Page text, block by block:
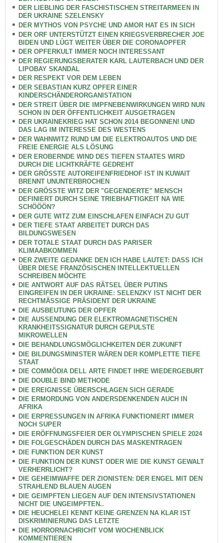
DER LIEBLING DER FASCHISTISCHEN STREITARMEEN IN
DER UKRAINE SZELENSKY
DER MYTHOS VON PSYCHE UND AMOR HAT ES IN SICH
DER ORF UNTERSTÜTZT EINEN KRIEGSVERBRECHER JOE
BIDEN UND LÜGT WEITER ÜBER DIE CORONAOPFER
DER OPFERKULT IMMER NOCH INTERESSANT
DER REGIERUNGSBERATER KARL LAUTERBACH UND DER
LIPOBAY SKANDAL
DER RESPEKT VOR DEM LEBEN
DER SEBASTIAN KURZ OPFER EINER
KINDERSCHÄNDERORGANISTATION
DER STREIT ÜBER DIE IMPFNEBENWIRKUNGEN WIRD NUN
SCHON IN DER ÖFFENTLICHKEIT AUSGETRAGEN
DER UKRAINEKRIEG HAT SCHON 2014 BEGONNEN! UND
DAS LAG IM INTERESSE DES WESTENS
DER WAHNWITZ RUND UM DIE ELEKTROAUTOS UND DIE
FREIE ENERGIE ALS LÖSUNG
DER EROBERNDE WIND DES TIEFEN STAATES WIRD
DURCH DIE LICHTKRÄFTE GEDREHT
DER GRÖSSTE AUTOREIFENFRIEDHOF IST IN KUWAIT
BRENNT UNUNTERBROCHEN
DER GRÖSSTE WITZ DER "GEGENDERTE" MENSCH
DEFINIERT DURCH SEINE TRIEBHAFTIGKEIT NA WIE
SCHÖÖÖN?
DER GUTE WITZ ZUM EINSCHLAFEN EINFACH ZU GUT
DER TIEFE STAAT ARBEITET DURCH DAS
BILDUNGSWESEN
DER TOTALE STAAT DURCH DAS PARISER
KLIMAABKOMMEN
DER ZWEITE GEDANKE DEN ICH HABE LAUTET: DASS ICH
ÜBER DIESE FRANZÖSISCHEN INTELLEKTUELLEN
SCHREIBEN MÖCHTE
DIE ANTWORT AUF DAS RÄTSEL ÜBER PUTINS
EINGREIFEN IN DER UKRAINE: SELENZKY IST NICHT DER
RECHTMÄSSIGE PRÄSIDENT DER UKRAINE
DIE AUSBEUTUNG DER OPFER
DIE AUSSENDUNG DER ELEKTROMAGNETISCHEN
KRANKHEITSSIGNATUR DURCH GEPULSTE
MIKROWELLEN
DIE BEHANDLUNGSMÖGLICHKEITEN DER ZUKUNFT
DIE BILDUNGSMINISTER WÄREN DER KOMPLETTE TIEFE
STAAT
DIE COMMÖDIA DELL ARTE FINDET IHRE WIEDERGEBURT
DIE DOUBLE BIND METHODE
DIE EREIGNISSE ÜBERSCHLAGEN SICH GERADE
DIE ERMORDUNG VON ANDERSDENKENDEN AUCH IN
AFRIKA
DIE ERPRESSUNGEN IN AFRIKA FUNKTIONIERT IMMER
NOCH SUPER
DIE ERÖFFNUNGSFEIER DER OLYMPISCHEN SPIELE 2024
DIE FOLGESCHÄDEN DURCH DAS MASKENTRAGEN
DIE FUNKTION DER KUNST
DIE FUNKTION DER KUNST ODER WIE DIE KUNST GEWALT
VERHERRLICHT?
DIE GEHEIMWAFFE DER ZIONISTEN: DER ENGEL MIT DEN
STRAHLEND BLAUEN AUGEN
DIE GEIMPFTEN LIEGEN AUF DEN INTENSIVSTATIONEN
NICHT DIE UNGEIMPFTEN..
DIE HEUCHELEI KENNT KEINE GRENZEN NA KLAR IST
DISKRIMINIERUNG DAS LETZTE
DIE HORRORNACHRICHT VOM WOCHENBLICK
KOMMENTIEREN